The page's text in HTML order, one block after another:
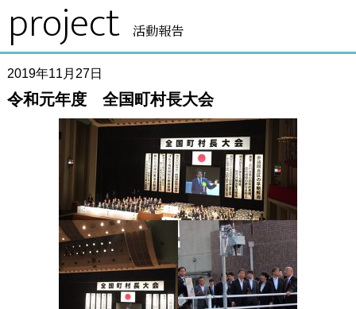
project 活動報告
2019年11月27日
令和元年度 全国町村長大会